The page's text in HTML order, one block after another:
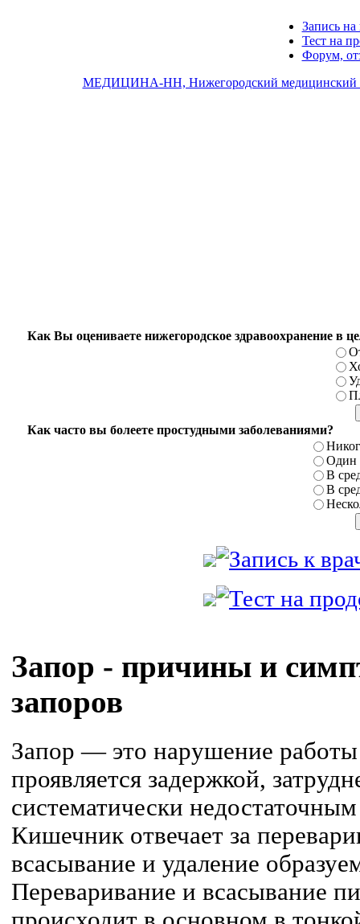
Запись на
Тест на
Форум,
МЕДИЦИНА-НН, Нижегородский медицинский
Как Вы оцениваете нижегородское здравоохранение в
Как часто вы болеете простудными заболеваниями?
Один
В
В
Запор - причины и
запоров
Запор — это нарушение
проявляется задержкой,
систематически
Кишечник отвечает за
всасывание и удаление
Переваривание и всасывание